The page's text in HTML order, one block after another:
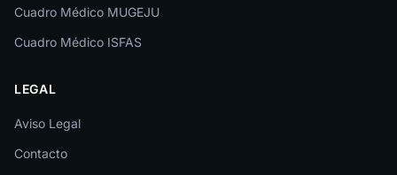
Lugo
Málaga
Melilla
Murcia
Cuadro Médico MUGEJU
Cuadro Médico ISFAS
LEGAL
Aviso Legal
Contacto